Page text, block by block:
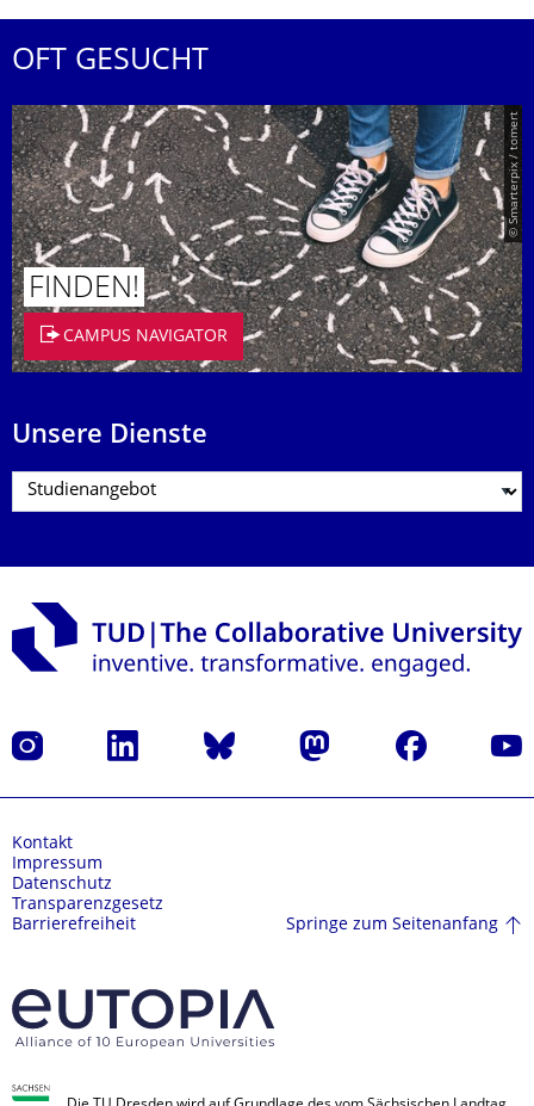
OFT GESUCHT
© Smarterpix / tomert
FINDEN!
CAMPUS NAVIGATOR
Unsere Dienste
Instagram LinkedIn Bluesky Mastodon Facebook
Kontakt
Impressum
Datenschutz
Transparenzgesetz
Barrierefreiheit
Springe zum Seitenanfang